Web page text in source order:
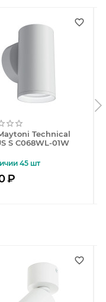
Technical
S C068WL-01W
45 шт
₽